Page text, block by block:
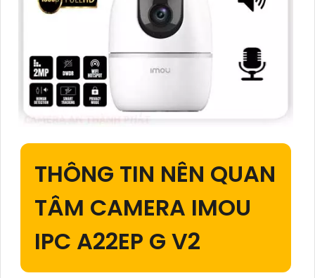
THÔNG TIN NÊN QUAN
TÂM CAMERA IMOU
IPC A22EP G V2